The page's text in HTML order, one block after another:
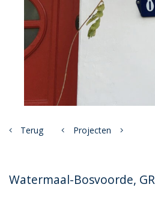
Terug Projecten
Watermaal-Bosvoorde, GR